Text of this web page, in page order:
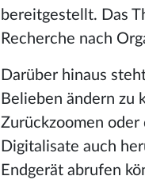
bereitgestellt. Das
Recherche nach
Darüber hinaus
Belieben ändern zu
Zurückzoomen oder
Digitalisate auch
Endgerät abrufen